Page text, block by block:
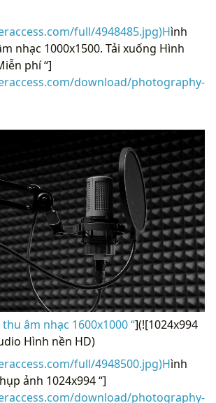
full/4948485.jpg)Hình
nhạc 1000x1500. Tải xuống Hình
phí “]
download/photography-
âm nhạc 1600x1000 “](![1024x994
Hình nền HD)
full/4948500.jpg)Hình
ảnh 1024x994 “]
download/photography-